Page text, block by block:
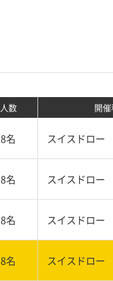
人数 開
8名 スイスドロー
8名 スイスドロー
8名 スイスドロー
8名 スイスドロー